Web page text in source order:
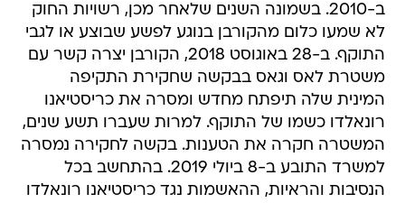
ב-2010. בשמונה השנים שלאחר מכן, רשויות החוק
לא שמעו כלום מהקורבן בנוגע לפשע שבוצע או לגבי
התוקף. ב-28 באוגוסט 2018, הקורבן יצרה קשר עם
משטרת לאס וגאס בבקשה שחקירת התקיפה
המינית שלה תיפתח מחדש ומסרה את כריסטיאנו
רונאלדו כשמו של התוקף. למרות שעברו תשע שנים,
המשטרה חקרה את הטענות. בקשה לחקירה נמסרה
למשרד התובע ב-8 ביולי 2019. בהתחשב בכל
הנסיבות והראיות, ההאשמות נגד כריסטיאנו רונאלדו